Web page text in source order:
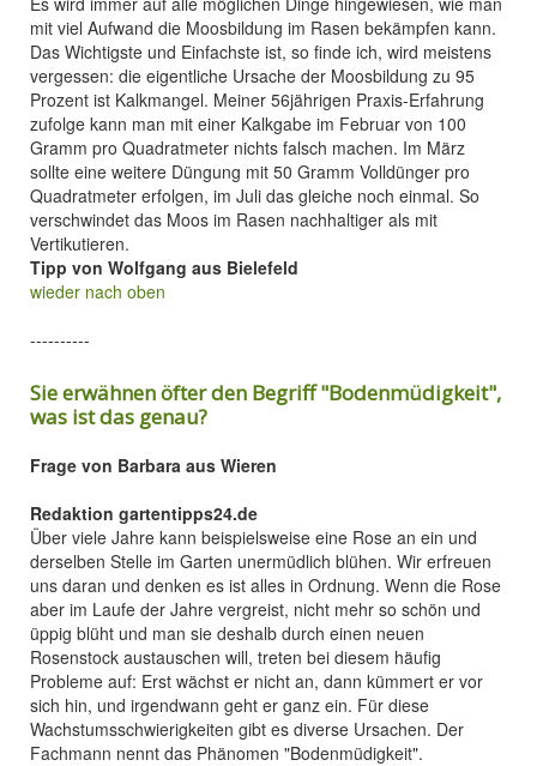
mit viel Aufwand die Moosbildung im Rasen bekämpfen kann.
Das Wichtigste und Einfachste ist, so finde ich, wird meistens
vergessen: die eigentliche Ursache der Moosbildung zu 95
Prozent ist Kalkmangel. Meiner 56jährigen Praxis-Erfahrung
zufolge kann man mit einer Kalkgabe im Februar von 100
Gramm pro Quadratmeter nichts falsch machen. Im März
sollte eine weitere Düngung mit 50 Gramm Volldünger pro
Quadratmeter erfolgen, im Juli das gleiche noch einmal. So
verschwindet das Moos im Rasen nachhaltiger als mit
Vertikutieren.
Tipp von Wolfgang aus Bielefeld
wieder nach oben
----------
Sie erwähnen öfter den Begriff "Bodenmüdigkeit",
was ist das genau?
Frage von Barbara aus Wieren
Redaktion gartentipps24.de
Über viele Jahre kann beispielsweise eine Rose an ein und
derselben Stelle im Garten unermüdlich blühen. Wir erfreuen
uns daran und denken es ist alles in Ordnung. Wenn die Rose
aber im Laufe der Jahre vergreist, nicht mehr so schön und
üppig blüht und man sie deshalb durch einen neuen
Rosenstock austauschen will, treten bei diesem häufig
Probleme auf: Erst wächst er nicht an, dann kümmert er vor
sich hin, und irgendwann geht er ganz ein. Für diese
Wachstumsschwierigkeiten gibt es diverse Ursachen. Der
Fachmann nennt das Phänomen "Bodenmüdigkeit".